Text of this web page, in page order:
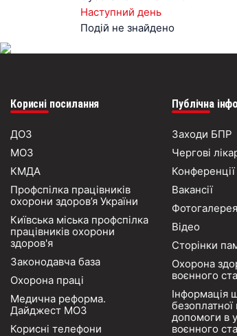
Наступний день
Подій не знайдено
Корисні посилання
ДОЗ
МОЗ
КМДА
Профспілка працівників
охорони здоров’я України
Київська міська профспілка
працівників охорони
здоров'я
Законодавча база
Охорона праці
Медична реформа.
Дайджест МОЗ
Корисні телефони
Публічна
Заходи БПР
Чергові
Конференції
Вакансії
Фотогалерея
Відео
Сторінки
Охорона
воєнного
Інформація
безоплатної
допомоги в
воєнного